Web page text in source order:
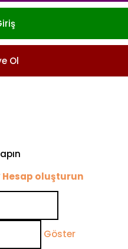
Ol
Hesap oluşturun
Göster